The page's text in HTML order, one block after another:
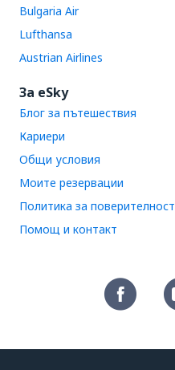
Bulgaria Air
Lufthansa
Austrian Airlines
За eSky
Блог за пътешествия
Кариери
Общи условия
Моите резервации
Политика за поверителност
Помощ и контакт